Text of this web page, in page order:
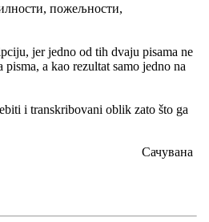
пожељности,
jer jedno od tih dvaju pisama ne
a kao rezultat samo jedno na
i transkribovani oblik zato što ga
Сачувана